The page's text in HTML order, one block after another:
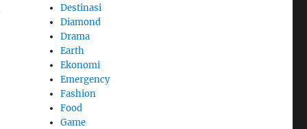
Destinasi
Diamond
Drama
Earth
Ekonomi
Emergency
Fashion
Food
Game